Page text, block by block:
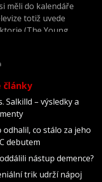
měli do kalendáře
totiž uvede
(The Young
články
Salkilld – výsledky a
odhalil, co stálo za jeho
debutem
nástup demence?
trik udrží nápoj